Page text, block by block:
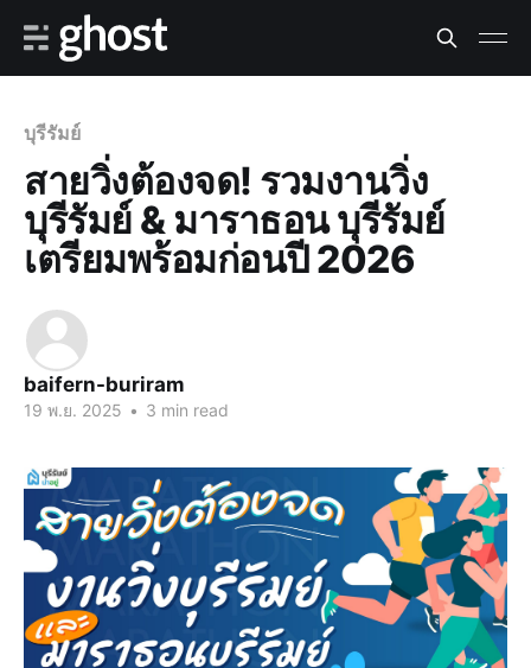
บุรีรัมย์
สายวิ่งต้องจด! รวมงานวิ่ง
บุรีรัมย์ & มาราธอน บุรีรัมย์
เตรียมพร้อมก่อนปี 2026
baifern-buriram
19 พ.ย. 2025 • 3 min read